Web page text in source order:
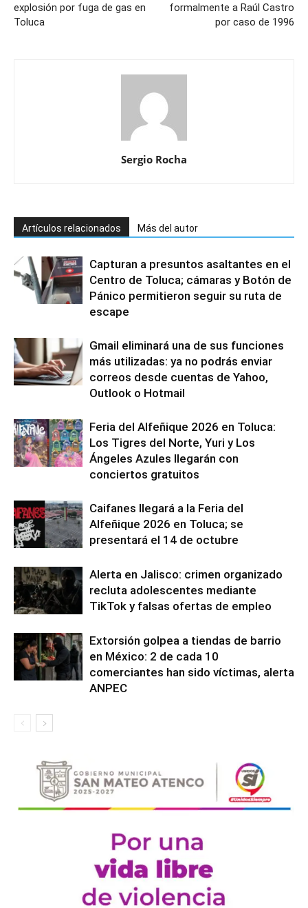
explosión por fuga de gas en
Toluca
formalmente a Raúl Castro
por caso de 1996
Sergio Rocha
Artículos relacionados Más del autor
Capturan a presuntos asaltantes en el
Centro de Toluca; cámaras y Botón de
Pánico permitieron seguir su ruta de
escape
Gmail eliminará una de sus funciones
más utilizadas: ya no podrás enviar
correos desde cuentas de Yahoo,
Outlook o Hotmail
Feria del Alfeñique 2026 en Toluca:
Los Tigres del Norte, Yuri y Los
Ángeles Azules llegarán con
conciertos gratuitos
Caifanes llegará a la Feria del
Alfeñique 2026 en Toluca; se
presentará el 14 de octubre
Alerta en Jalisco: crimen organizado
recluta adolescentes mediante
TikTok y falsas ofertas de empleo
Extorsión golpea a tiendas de barrio
en México: 2 de cada 10
comerciantes han sido víctimas, alerta
ANPEC